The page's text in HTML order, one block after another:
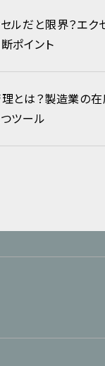
ルだと限界？エク
ポイント
とは？製造業の
ツール